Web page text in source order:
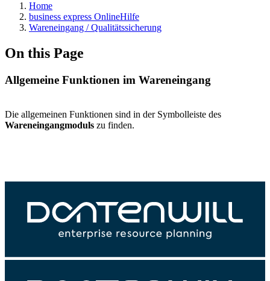
Home
business express OnlineHilfe
Wareneingang / Qualitätssicherung
On this Page
Allgemeine Funktionen im Wareneingang
Die allgemeinen Funktionen sind in der Symbolleiste des
Wareneingangmoduls zu finden.